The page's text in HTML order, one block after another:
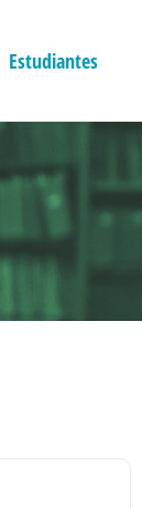
Estudiantes